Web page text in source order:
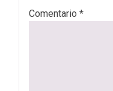
Comentario *